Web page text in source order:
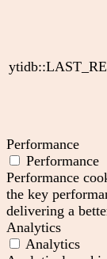
Performance
Performance
Performance
the key
delivering a
Analytics
Analytics